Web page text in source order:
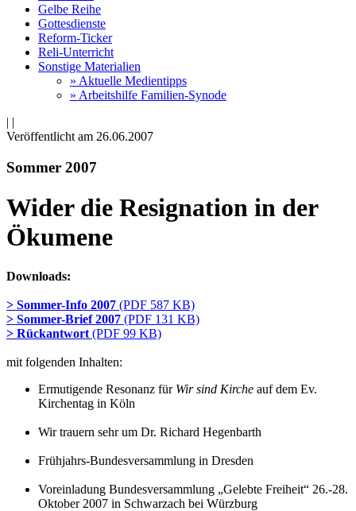
Gelbe Reihe
Gottesdienste
Reform-Ticker
Reli-Unterricht
Sonstige Materialien
» Aktuelle Medientipps
» Arbeitshilfe Familien-Synode
| |
Veröffentlicht am 26­.06.2007
Sommer 2007
Wider die Resignation in der
Ökumene
Downloads:
> Sommer-Info 2007 (PDF 587 KB)
> Sommer-Brief 2007 (PDF 131 KB)
> Rückantwort (PDF 99 KB)
mit folgenden Inhalten:
Ermutigende Resonanz für Wir sind Kirche auf dem Ev.
Kirchentag in Köln
Wir trauern sehr um Dr. Richard Hegenbarth
Frühjahrs-Bundesversammlung in Dresden
Voreinladung Bundesversammlung „Gelebte Freiheit“ 26.-28.
Oktober 2007 in Schwarzach bei Würzburg